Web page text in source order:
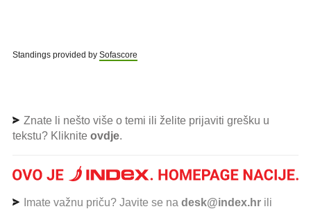
Standings provided by Sofascore
Znate li nešto više o temi ili želite prijaviti grešku u
tekstu? Kliknite ovdje.
Imate važnu priču? Javite se na desk@index.hr ili